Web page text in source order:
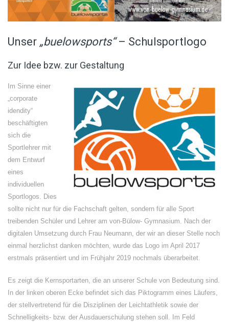
Unser „buelowsports“– Schulsportlogo
Zur Idee bzw. zur Gestaltung
Im Sinne einer
„corporate
idendity“
beschäftigten
sich die
Sportlehrer mit
dem Entwurf
eines
individuellen
Sportlogos. Dies
sollte nicht nur für die Fachschaft gelten, sondern für alle Sport
treibenden Schüler und Lehrer am von-Bülow- Gymnasium. Nach der
digitalen Umsetzung durch Frau Neumann, der wir an dieser Stelle noch
einmal herzlichst danken möchten, wurde das Logo im April 2017
erstmals präsentiert und im Frühjahr 2019 nochmals überarbeitet.
Es zeigt die Kernsportarten, die an unserer Schule von Bedeutung sind.
In der linken oberen Ecke befindet sich das Piktogramm eines Läufers,
der stellvertretend für die Disziplinen der Leichtathletik sowie der
Schnelligkeits- bzw. der Ausdauerschulung stehen soll. Im Feld